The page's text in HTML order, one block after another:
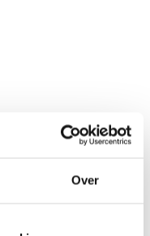
Over